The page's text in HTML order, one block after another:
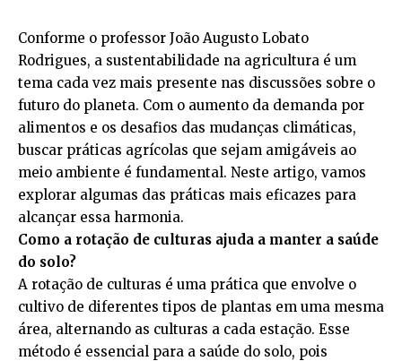
Conforme o professor João Augusto Lobato
Rodrigues, a sustentabilidade na agricultura é um
tema cada vez mais presente nas discussões sobre o
futuro do planeta. Com o aumento da demanda por
alimentos e os desafios das mudanças climáticas,
buscar práticas agrícolas que sejam amigáveis ao
meio ambiente é fundamental. Neste artigo, vamos
explorar algumas das práticas mais eficazes para
alcançar essa harmonia.
Como a rotação de culturas ajuda a manter a saúde
do solo?
A rotação de culturas é uma prática que envolve o
cultivo de diferentes tipos de plantas em uma mesma
área, alternando as culturas a cada estação. Esse
método é essencial para a saúde do solo, pois